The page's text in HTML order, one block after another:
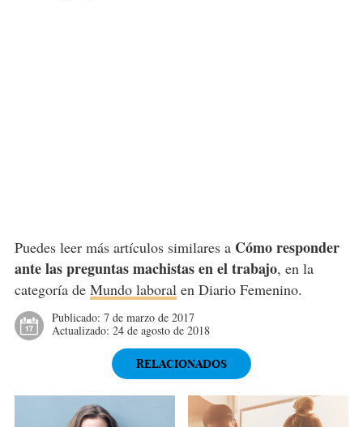
Puedes leer más artículos similares a Cómo responder
ante las preguntas machistas en el trabajo, en la
categoría de Mundo laboralen Diario Femenino.
Publicado: 7 de marzo de 2017
Actualizado: 24 de agosto de 2018
RELACIONADOS